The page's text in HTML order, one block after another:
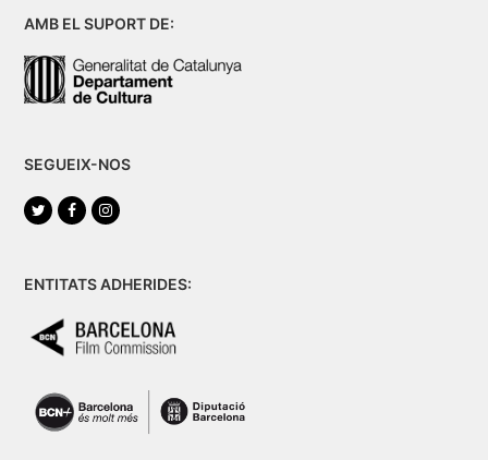
AMB EL SUPORT DE:
SEGUEIX-NOS
TwitterFacebookInstagram
ENTITATS ADHERIDES: